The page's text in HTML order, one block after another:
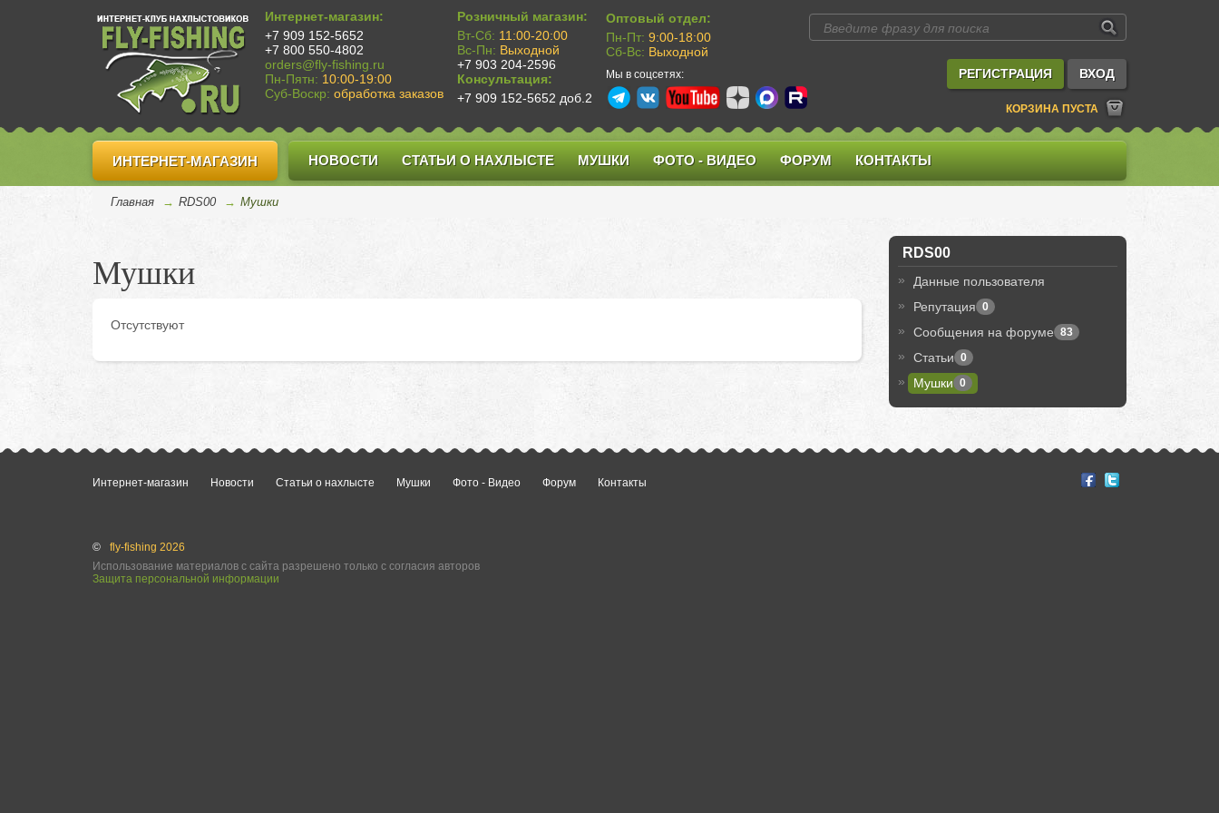
Интернет-магазин:
+7 909 152-5652
+7 800 550-4802
orders@fly-fishing.ru
Пн-Пятн: 10:00-19:00
Суб-Воскр: обработка заказов
Розничный магазин:
Вт-Сб: 11:00-20:00
Вс-Пн: Выходной
+7 903 204-2596
Консультация:
+7 909 152-5652 доб.2
Оптовый отдел:
Пн-Пт: 9:00-18:00
Сб-Вс: Выходной
Мы в соцсетях: РЕГИСТРАЦИЯ ВХОД
КОРЗИНА ПУСТА
ИНТЕРНЕТ-МАГАЗИН НОВОСТИ СТАТЬИ О НАХЛЫСТЕ МУШКИ ФОТО - ВИДЕО ФОРУМ КОНТАКТЫ
Главная → RDS00 → Мушки
Мушки
Отсутствуют
RDS00
Данные пользователя
Репутация 0
Сообщения на форуме 83
Cтатьи 0
Мушки 0
Интернет-магазин Новости Статьи о нахлысте Мушки Фото - Видео Форум Контакты
©
fly-fishing 2026
Использование материалов с сайта разрешено только с согласия авторов
Защита персональной информации